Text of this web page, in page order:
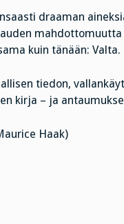
draaman
kuin tänään: Valta.
tiedon,
kirja – ja
Haak)